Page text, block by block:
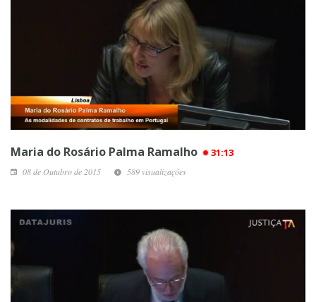
Maria do Rosário Palma Ramalho 31:13
08 de Outubro de 2015 589 visualizações